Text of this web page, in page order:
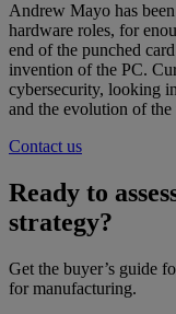
Andrew Mayo has
hardware roles, for
end of the punched
invention of the PC.
cybersecurity, looking
and the evolution of the
Contact us
Ready to
strategy?
Get the buyer’s guide
for manufacturing.